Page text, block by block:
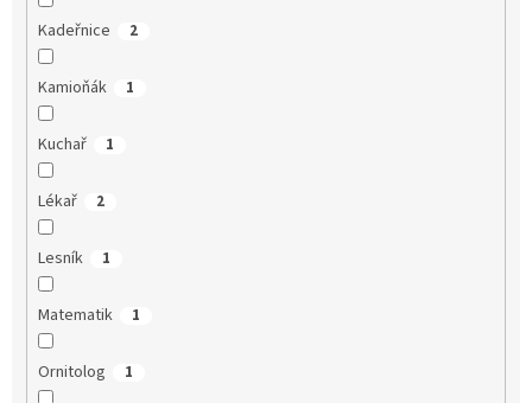
Kadeřnice 2
Kamioňák 1
Kuchař 1
Lékař 2
Lesník 1
Matematik 1
Ornitolog 1